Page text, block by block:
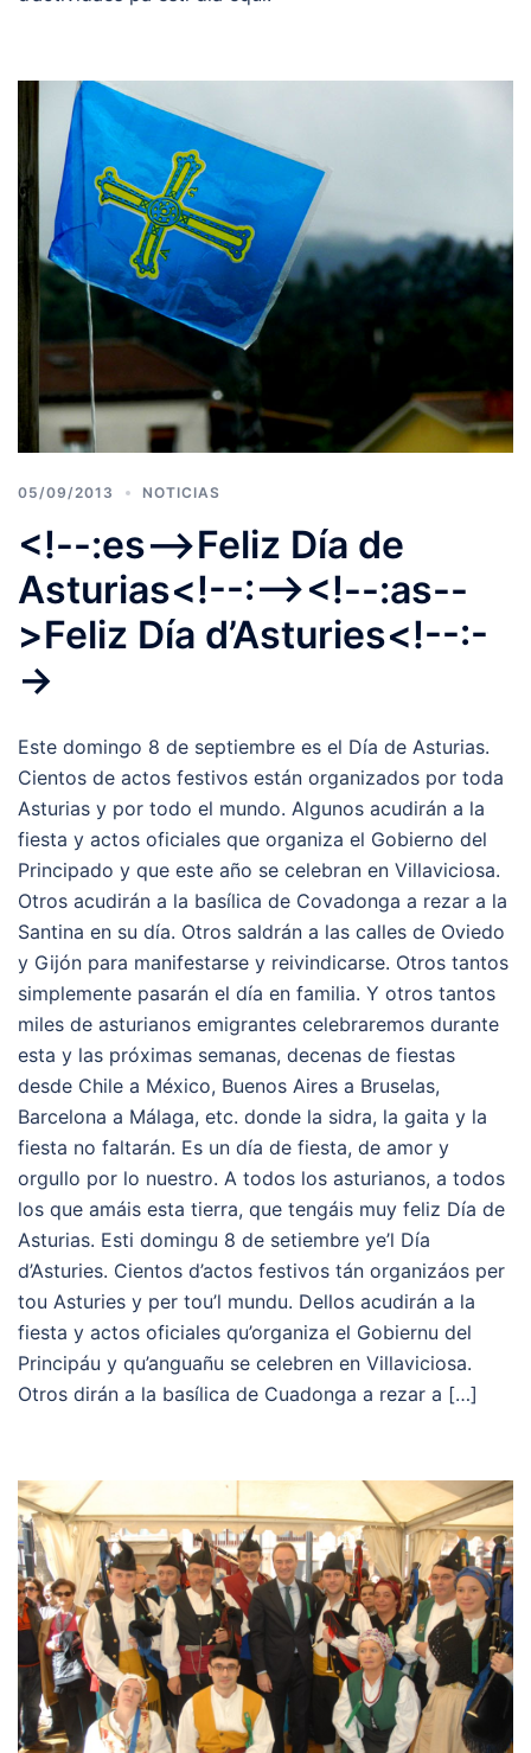
05/09/2013 NOTICIAS
<!--:es-->Feliz Día de
Asturias<!--:--><!--:as--
>Feliz Día d’Asturies<!--:-
->
Este domingo 8 de septiembre es el Día de Asturias.
Cientos de actos festivos están organizados por toda
Asturias y por todo el mundo. Algunos acudirán a la
fiesta y actos oficiales que organiza el Gobierno del
Principado y que este año se celebran en Villaviciosa.
Otros acudirán a la basílica de Covadonga a rezar a la
Santina en su día. Otros saldrán a las calles de Oviedo
y Gijón para manifestarse y reivindicarse. Otros tantos
simplemente pasarán el día en familia. Y otros tantos
miles de asturianos emigrantes celebraremos durante
esta y las próximas semanas, decenas de fiestas
desde Chile a México, Buenos Aires a Bruselas,
Barcelona a Málaga, etc. donde la sidra, la gaita y la
fiesta no faltarán. Es un día de fiesta, de amor y
orgullo por lo nuestro. A todos los asturianos, a todos
los que amáis esta tierra, que tengáis muy feliz Día de
Asturias. Esti domingu 8 de setiembre ye’l Día
d’Asturies. Cientos d’actos festivos tán organizáos per
tou Asturies y per tou’l mundu. Dellos acudirán a la
fiesta y actos oficiales qu’organiza el Gobiernu del
Principáu y qu’anguañu se celebren en Villaviciosa.
Otros dirán a la basílica de Cuadonga a rezar a […]